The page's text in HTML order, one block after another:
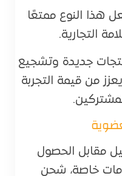
هذا النوع ممتعًا
التجارية.
جديدة وتشجيع
من قيمة التجربة
مقابل الحصول
خاصة، شحن